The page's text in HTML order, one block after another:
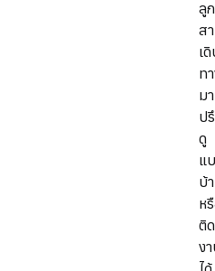
ลู
ส
เ
ท
มา
ป
ดู
แ
บ้
ห
ติ
ง